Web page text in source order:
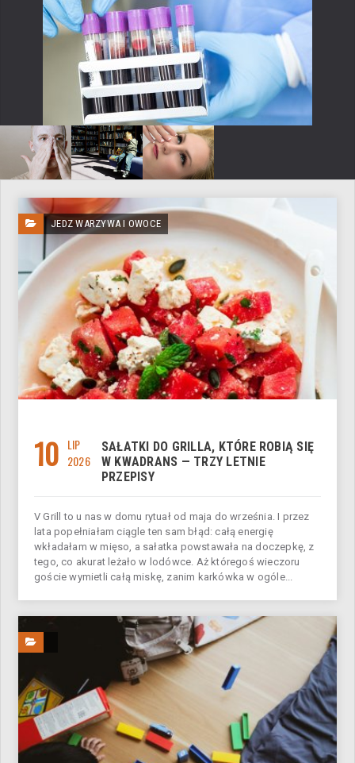
JEDZ WARZYWA I OWOCE
10 LIP
2026
SAŁATKI DO GRILLA, KTÓRE ROBIĄ SIĘ
W KWADRANS — TRZY LETNIE
PRZEPISY
V Grill to u nas w domu rytuał od maja do września. I przez
lata popełniałam ciągle ten sam błąd: całą energię
wkładałam w mięso, a sałatka powstawała na doczepkę, z
tego, co akurat leżało w lodówce. Aż któregoś wieczoru
goście wymietli całą miskę, zanim karkówka w ogóle...